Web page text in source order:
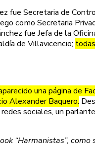
fue Secretaria de
como Secretaria
fue Jefa de la
de Villavicencio;
una página de
Alexander Baquero.
sociales, un
“Harmanistas”,